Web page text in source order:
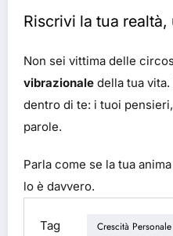
Riscrivi la tua
Non sei vittima delle
vibrazionale della tua
dentro di te: i tuoi
parole.
Parla come se la tua
lo è davvero.
Tag Crescità Personale